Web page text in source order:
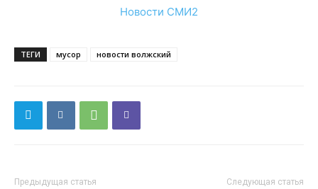
Новости СМИ2
ТЕГИ мусор новости волжский
Предыдущая статья Следующая статья